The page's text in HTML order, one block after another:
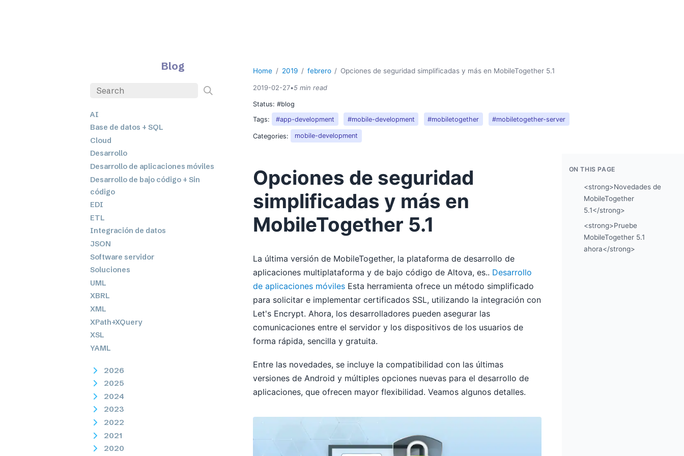
Blog
AI
Base de datos + SQL
Cloud
Desarrollo
Desarrollo de aplicaciones móviles
Desarrollo de bajo código + Sin
código
EDI
ETL
Integración de datos
JSON
Software servidor
Soluciones
UML
XBRL
XML
XPath+XQuery
XSL
YAML
2026
2025
2024
2023
2022
2021
2020
Home 2019 febrero Opciones de seguridad simplificadas y más en MobileTogether 5.1
2019-02-27•5 min read
Status:#blog
Tags:
#app-development #mobile-development #mobiletogether #mobiletogether-server
Categories: mobile-development
Opciones de seguridad
simplificadas y más en
MobileTogether 5.1
La última versión de MobileTogether, la plataforma de desarrollo de
aplicaciones multiplataforma y de bajo código de Altova, es.. Desarrollo
de aplicaciones móviles Esta herramienta ofrece un método simplificado
para solicitar e implementar certificados SSL, utilizando la integración con
Let's Encrypt. Ahora, los desarrolladores pueden asegurar las
comunicaciones entre el servidor y los dispositivos de los usuarios de
forma rápida, sencilla y gratuita.
Entre las novedades, se incluye la compatibilidad con las últimas
versiones de Android y múltiples opciones nuevas para el desarrollo de
aplicaciones, que ofrecen mayor flexibilidad. Veamos algunos detalles.
ON THIS PAGE
<strong>Novedades de
MobileTogether
5.1</strong>
<strong>Pruebe
MobileTogether 5.1
ahora</strong>